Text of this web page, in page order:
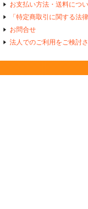
お支払い方法・送料につ
「特定商取引に関する法
お問合せ
法人でのご利用をご検討